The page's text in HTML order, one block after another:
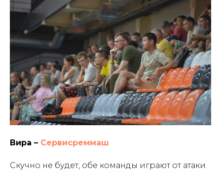
Вира – Сервисреммаш
Скучно не будет, обе команды играют от атаки.